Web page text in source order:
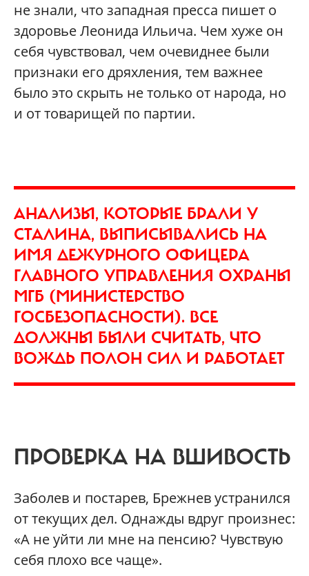
не знали, что западная пресса пишет о
здоровье Леонида Ильича. Чем хуже он
себя чувствовал, чем очевиднее были
признаки его дряхления, тем важнее
было это скрыть не только от народа, но
и от товарищей по партии.
АНАЛИЗЫ, КОТОРЫЕ БРАЛИ У
СТАЛИНА, ВЫПИСЫВАЛИСЬ НА
ИМЯ ДЕЖУРНОГО ОФИЦЕРА
ГЛАВНОГО УПРАВЛЕНИЯ ОХРАНЫ
МГБ (МИНИСТЕРСТВО
ГОСБЕЗОПАСНОСТИ). ВСЕ
ДОЛЖНЫ БЫЛИ СЧИТАТЬ, ЧТО
ВОЖДЬ ПОЛОН СИЛ И РАБОТАЕТ
ПРОВЕРКА НА ВШИВОСТЬ
Заболев и постарев, Брежнев устранился
от текущих дел. Однажды вдруг произнес:
«А не уйти ли мне на пенсию? Чувствую
себя плохо все чаще».